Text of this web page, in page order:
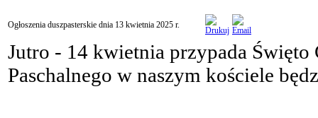
Ogłoszenia duszpasterskie dnia 13 kwietnia 2025 r.
Jutro - 14 kwietnia przypada
Paschalnego w naszym kościele